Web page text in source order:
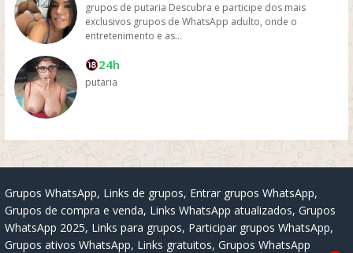
grupos de putaria Descubra e participe dos mais
exclusivos grupos de WhatsApp adulto, onde o
entretenimento e as...
24h
putaria
Grupos WhatsApp, Links de grupos, Entrar grupos WhatsApp,
Grupos de compra e venda, Links WhatsApp atualizados, Grupos
WhatsApp 2025, Links para grupos, Participar grupos WhatsApp,
Grupos ativos WhatsApp, Links gratuitos, Grupos WhatsApp